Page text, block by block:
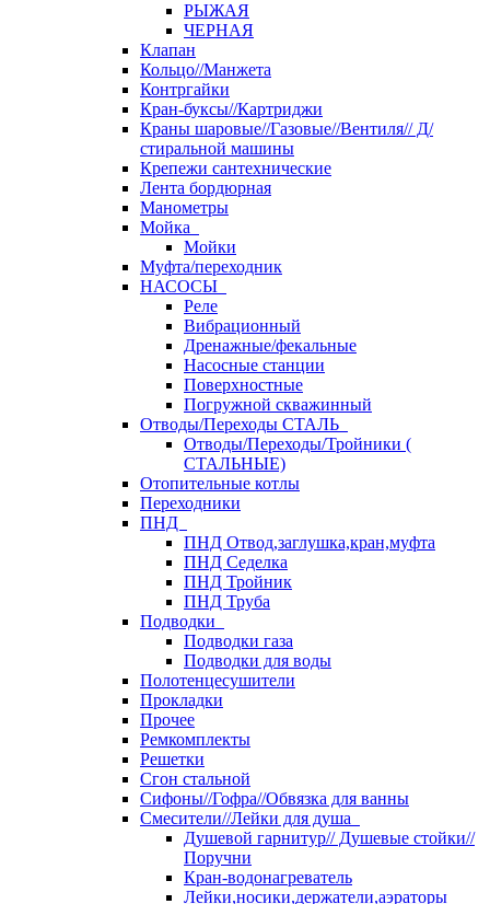
РЫЖАЯ
ЧЕРНАЯ
Клапан
Кольцо//Манжета
Контргайки
Кран-буксы//Картриджи
Краны шаровые//Газовые//Вентиля// Д/
стиральной машины
Крепежи сантехнические
Лента бордюрная
Манометры
Мойка
Мойки
Муфта/переходник
НАСОСЫ
Реле
Вибрационный
Дренажные/фекальные
Насосные станции
Поверхностные
Погружной скважинный
Отводы/Переходы СТАЛЬ
Отводы/Переходы/Тройники (
СТАЛЬНЫЕ)
Отопительные котлы
Переходники
ПНД
ПНД Отвод,заглушка,кран,муфта
ПНД Седелка
ПНД Тройник
ПНД Труба
Подводки
Подводки газа
Подводки для воды
Полотенцесушители
Прокладки
Прочее
Ремкомплекты
Решетки
Сгон стальной
Сифоны//Гофра//Обвязка для ванны
Смесители//Лейки для душа
Душевой гарнитур// Душевые стойки//
Поручни
Кран-водонагреватель
Лейки,носики,держатели,аэраторы